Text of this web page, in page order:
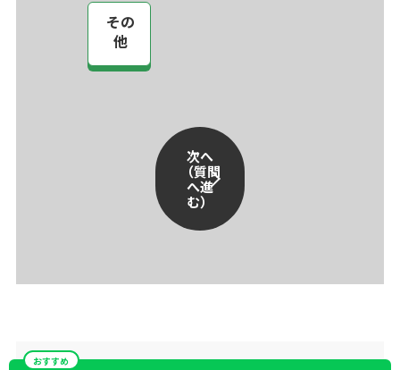
その
他
次へ
（質問
へ進
む）
おすすめ